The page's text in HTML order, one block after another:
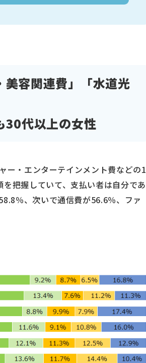
容関連費」「水道光
30代以上の女性
ー・エンターテインメント費などの1
把握していて、支払い者は自分であ
％、次いで通信費が56.6％、ファ